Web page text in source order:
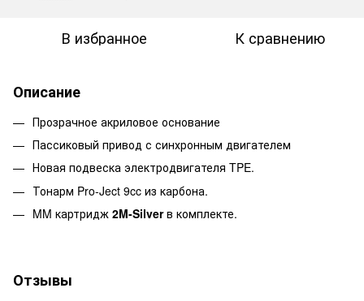
В избранное К сравнению
Описание
Прозрачное акриловое основание
Пассиковый привод с синхронным двигателем
Новая подвеска электродвигателя TPE.
Тонарм Pro-Ject 9cc из карбона.
MM картридж 2M-Silverв комплекте.
Отзывы